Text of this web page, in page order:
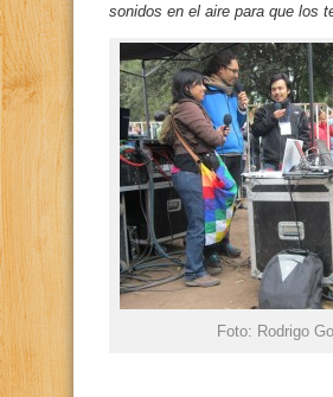
sonidos en el aire para que los
Foto: Rodrigo